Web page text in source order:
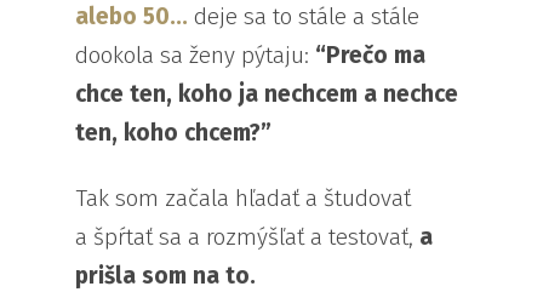
alebo 50... deje sa to stále a stále
dookola sa ženy pýtaju: “Prečo ma
chce ten, koho ja nechcem a nechce
ten, koho chcem?”
Tak som začala hľadať a študovať
a špŕtať sa a rozmýšľať a testovať, a
prišla som na to.